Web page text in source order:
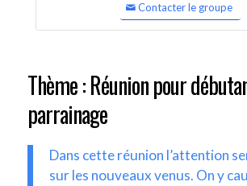
Contacter le groupe
Thème : Réunion pour
parrainage
Dans cette réunion l’attention
sur les nouveaux venus. On y